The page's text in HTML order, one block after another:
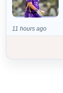
11 hours ago